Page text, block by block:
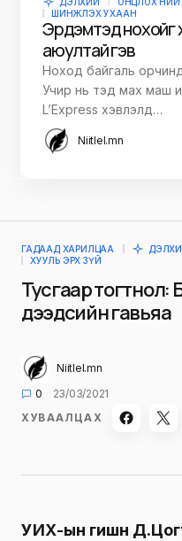
ШИНЖЛЭХ УХААН
Эрдэмтэд нохойг
аюултай гэв
Ноход байгаль
Учир нь тэд мах маш
L’Express хэвлэлд…
Niitlel.mn
ГАДААД ХАРИЛЦАА
ХУУЛЬ ЭРХ ЗҮЙ
Тусгаар тогтнол:
дээдсийн гавьяа
Niitlel.mn
0
23/03/2021
ХУВААЛЦАХ
УИХ-ын гишүүн